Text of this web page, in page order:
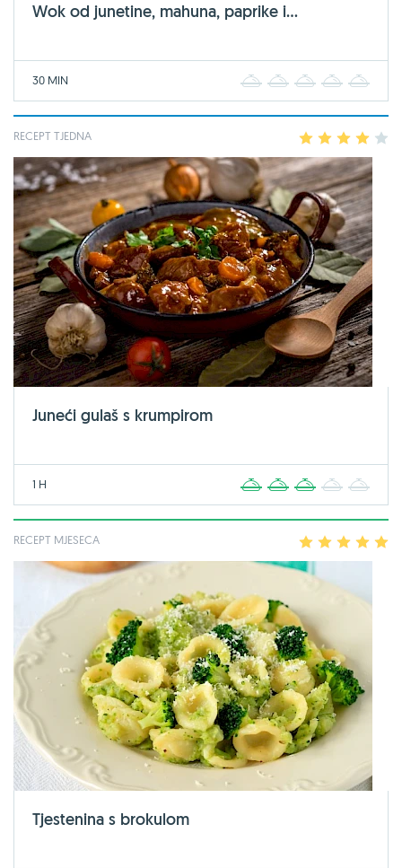
Wok od junetine, mahuna, paprike i...
30 MIN 2 3 4
RECEPT TJEDNA 2 3 4
Juneći gulaš s krumpirom
1 H 2 3 4
RECEPT MJESECA 2 3 4
Tjestenina s brokulom